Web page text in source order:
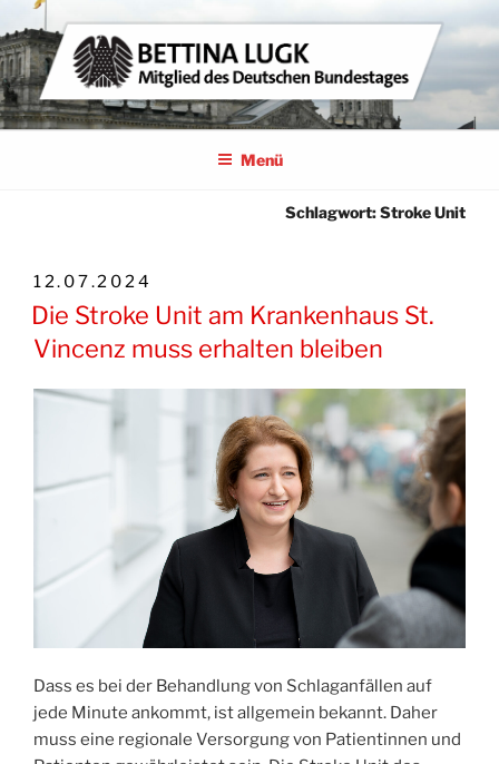
Zum
Inhalt
springen
BETTINA LUGK
MITGLIED DES DEUTSCHEN BUNDESTAGES
Menü
Schlagwort:Stroke Unit
VERÖFFENTLICHT
AM
12.07.2024
Die Stroke Unit am Krankenhaus St.
Vincenz muss erhalten bleiben
Dass es bei der Behandlung von Schlaganfällen auf
jede Minute ankommt, ist allgemein bekannt. Daher
muss eine regionale Versorgung von Patientinnen und